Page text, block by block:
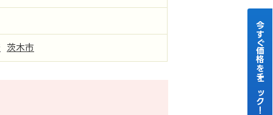
茨木市 今すぐ価格をチェック！